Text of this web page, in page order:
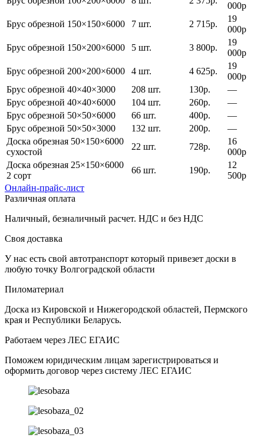
000р
Брус обрезной 150×150×6000
7 шт. 2 715р.
19
000р
Брус обрезной 150×200×6000
5 шт. 3 800р.
19
000р
Брус обрезной 200×200×6000
4 шт. 4 625р.
19
000р
Брус обрезной 40×40×3000
208 шт. 130р.
—
Брус обрезной 40×40×6000
104 шт. 260р.
—
Брус обрезной 50×50×6000
66 шт. 400р.
—
Брус обрезной 50×50×3000
132 шт. 200р.
—
Доска обрезная 50×150×6000
сухостой
22 шт. 728р.
16
000р
Доска обрезная 25×150×6000
2 сорт
66 шт. 190р.
12
500р
Онлайн-прайс-лист
Различная оплата
Наличный, безналичный расчет. НДС и без НДС
Своя доставка
У нас есть свой автотранспорт который привезет доски в
любую точку Волгоградской области
Пиломатериал
Доска из Кировской и Нижегородской областей, Пермского
края и Республики Беларусь.
Работаем через ЛЕС ЕГАИС
Поможем юридическим лицам зарегистрироваться и
оформить договор через систему ЛЕС ЕГАИС